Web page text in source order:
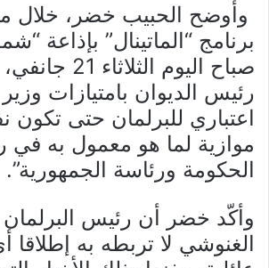
وأوضح الحبيب خضر، خلال
برنامج “الماتينال” بإذاعة
صباح اليوم
رئيس الديوان بامتيازات
اعتباري للبرلمان حتى تكون
موازية لما هو معمول به في
الحكومة ورئاسة الجمهورية”.
وأكّد خضر أن رئيس
الغنوشي لا تربطه به إطلاقا